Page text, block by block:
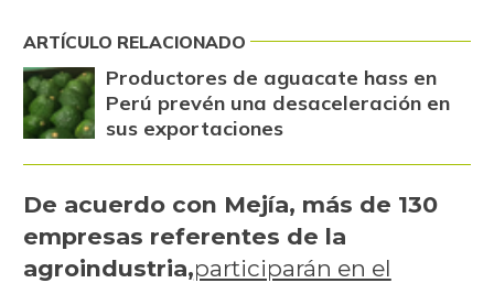
ARTÍCULO RELACIONADO
Productores de aguacate hass en
Perú prevén una desaceleración en
sus exportaciones
De acuerdo con Mejía, más de 130
empresas referentes de la
agroindustria,participarán en el